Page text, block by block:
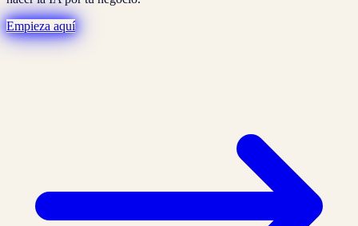
Empieza aquí